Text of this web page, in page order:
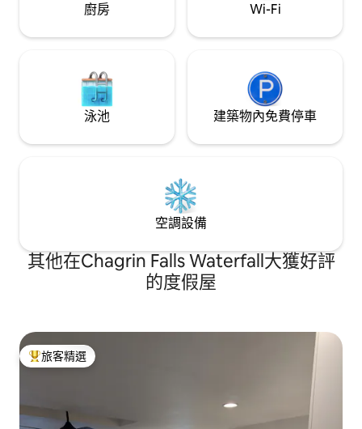
廚房 Wi-Fi
泳池 建築物內免費停車
空調設備
其他在Chagrin Falls Waterfall大獲好評
的度假屋
旅客精選榜首
旅客精選